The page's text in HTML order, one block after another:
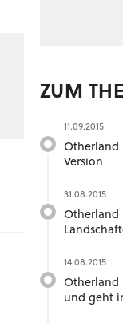
ZUM
11.09.2015
Otherland
Version
31.08.2015
Otherland
14.08.2015
und geht